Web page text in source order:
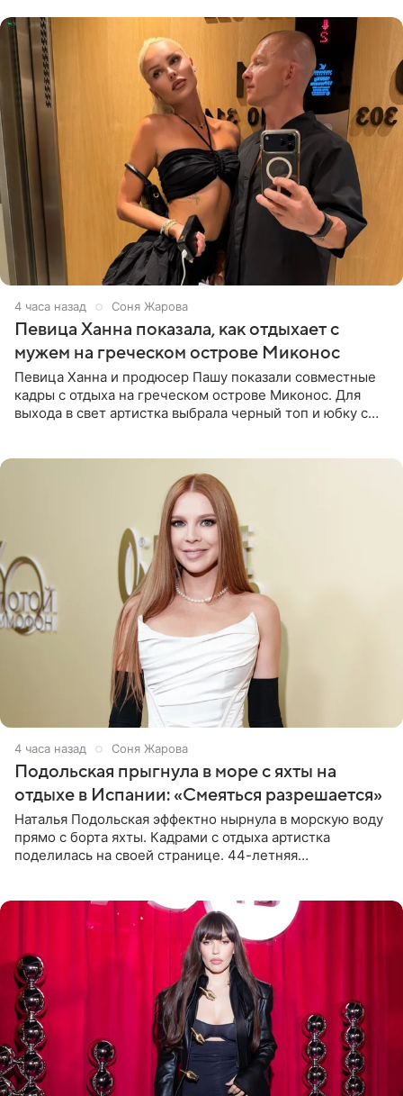
4 часа назад Соня Жарова
Певица Ханна показала, как отдыхает с
мужем на греческом острове Миконос
Певица Ханна и продюсер Пашу показали совместные
кадры с отдыха на греческом острове Миконос. Для
выхода в свет артистка выбрала черный топ и юбку с
4 часа назад Соня Жарова
Подольская прыгнула в море с яхты на
отдыхе в Испании: «Смеяться разрешается»
Наталья Подольская эффектно нырнула в морскую воду
прямо с борта яхты. Кадрами с отдыха артистка
поделилась на своей странице. 44-летняя